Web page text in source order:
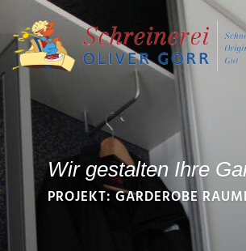
Wir gestalten Ihre
PROJEKT: GARDEROBE